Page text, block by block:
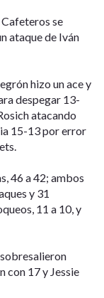
Cafeteros se
ataque de Iván
hizo un ace y
despegar 13-
atacando
15-13 por error
46 a 42; ambos
y 31
11 a 10, y
con 17 y Jessie